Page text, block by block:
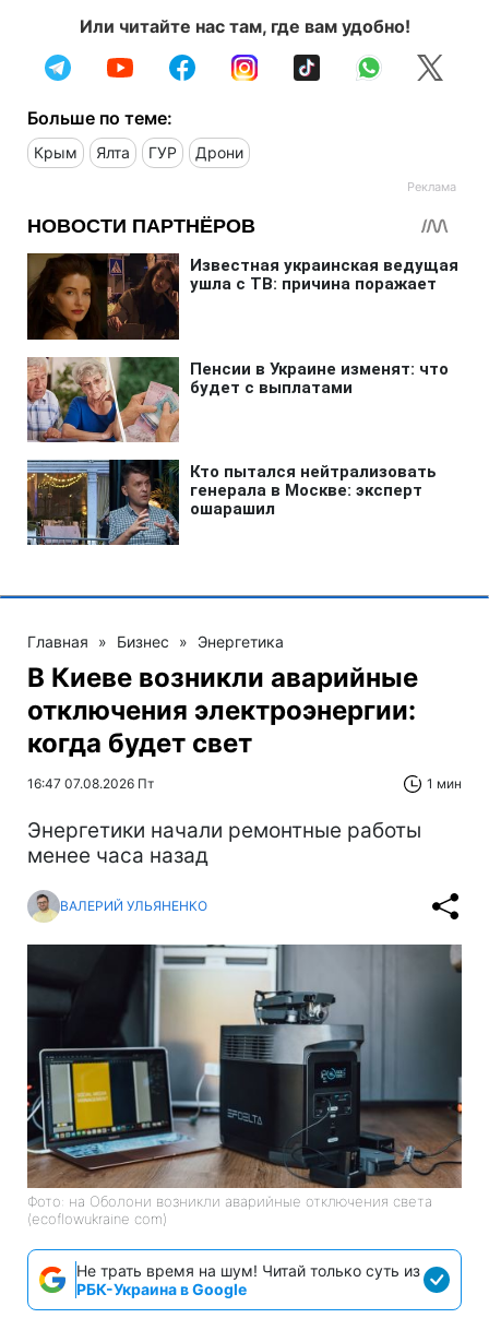
Или читайте нас там, где вам удобно!
Больше по теме:
Крым Ялта ГУР Дрони
Главная » Бизнес » Энергетика
В Киеве возникли аварийные
отключения электроэнергии:
когда будет свет
16:47 07.08.2026 Пт 1 мин
Энергетики начали ремонтные работы
менее часа назад
ВАЛЕРИЙ УЛЬЯНЕНКО
Фото: на Оболони возникли аварийные отключения света
(ecoflowukraine com)
Не трать время на шум! Читай только суть из
РБК-Украина в Google